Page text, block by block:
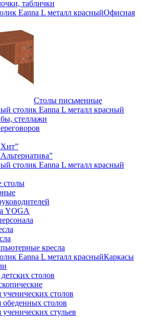
таблички
Офисная
Столы письменные
стеллажи
столы
YOGA
кресла
Каркасы
столов
столов
обеденных столов
стульев